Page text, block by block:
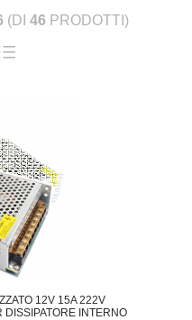
(DI 46 PRODOTTI)
12V 15A 222V
DISSIPATORE INTERNO